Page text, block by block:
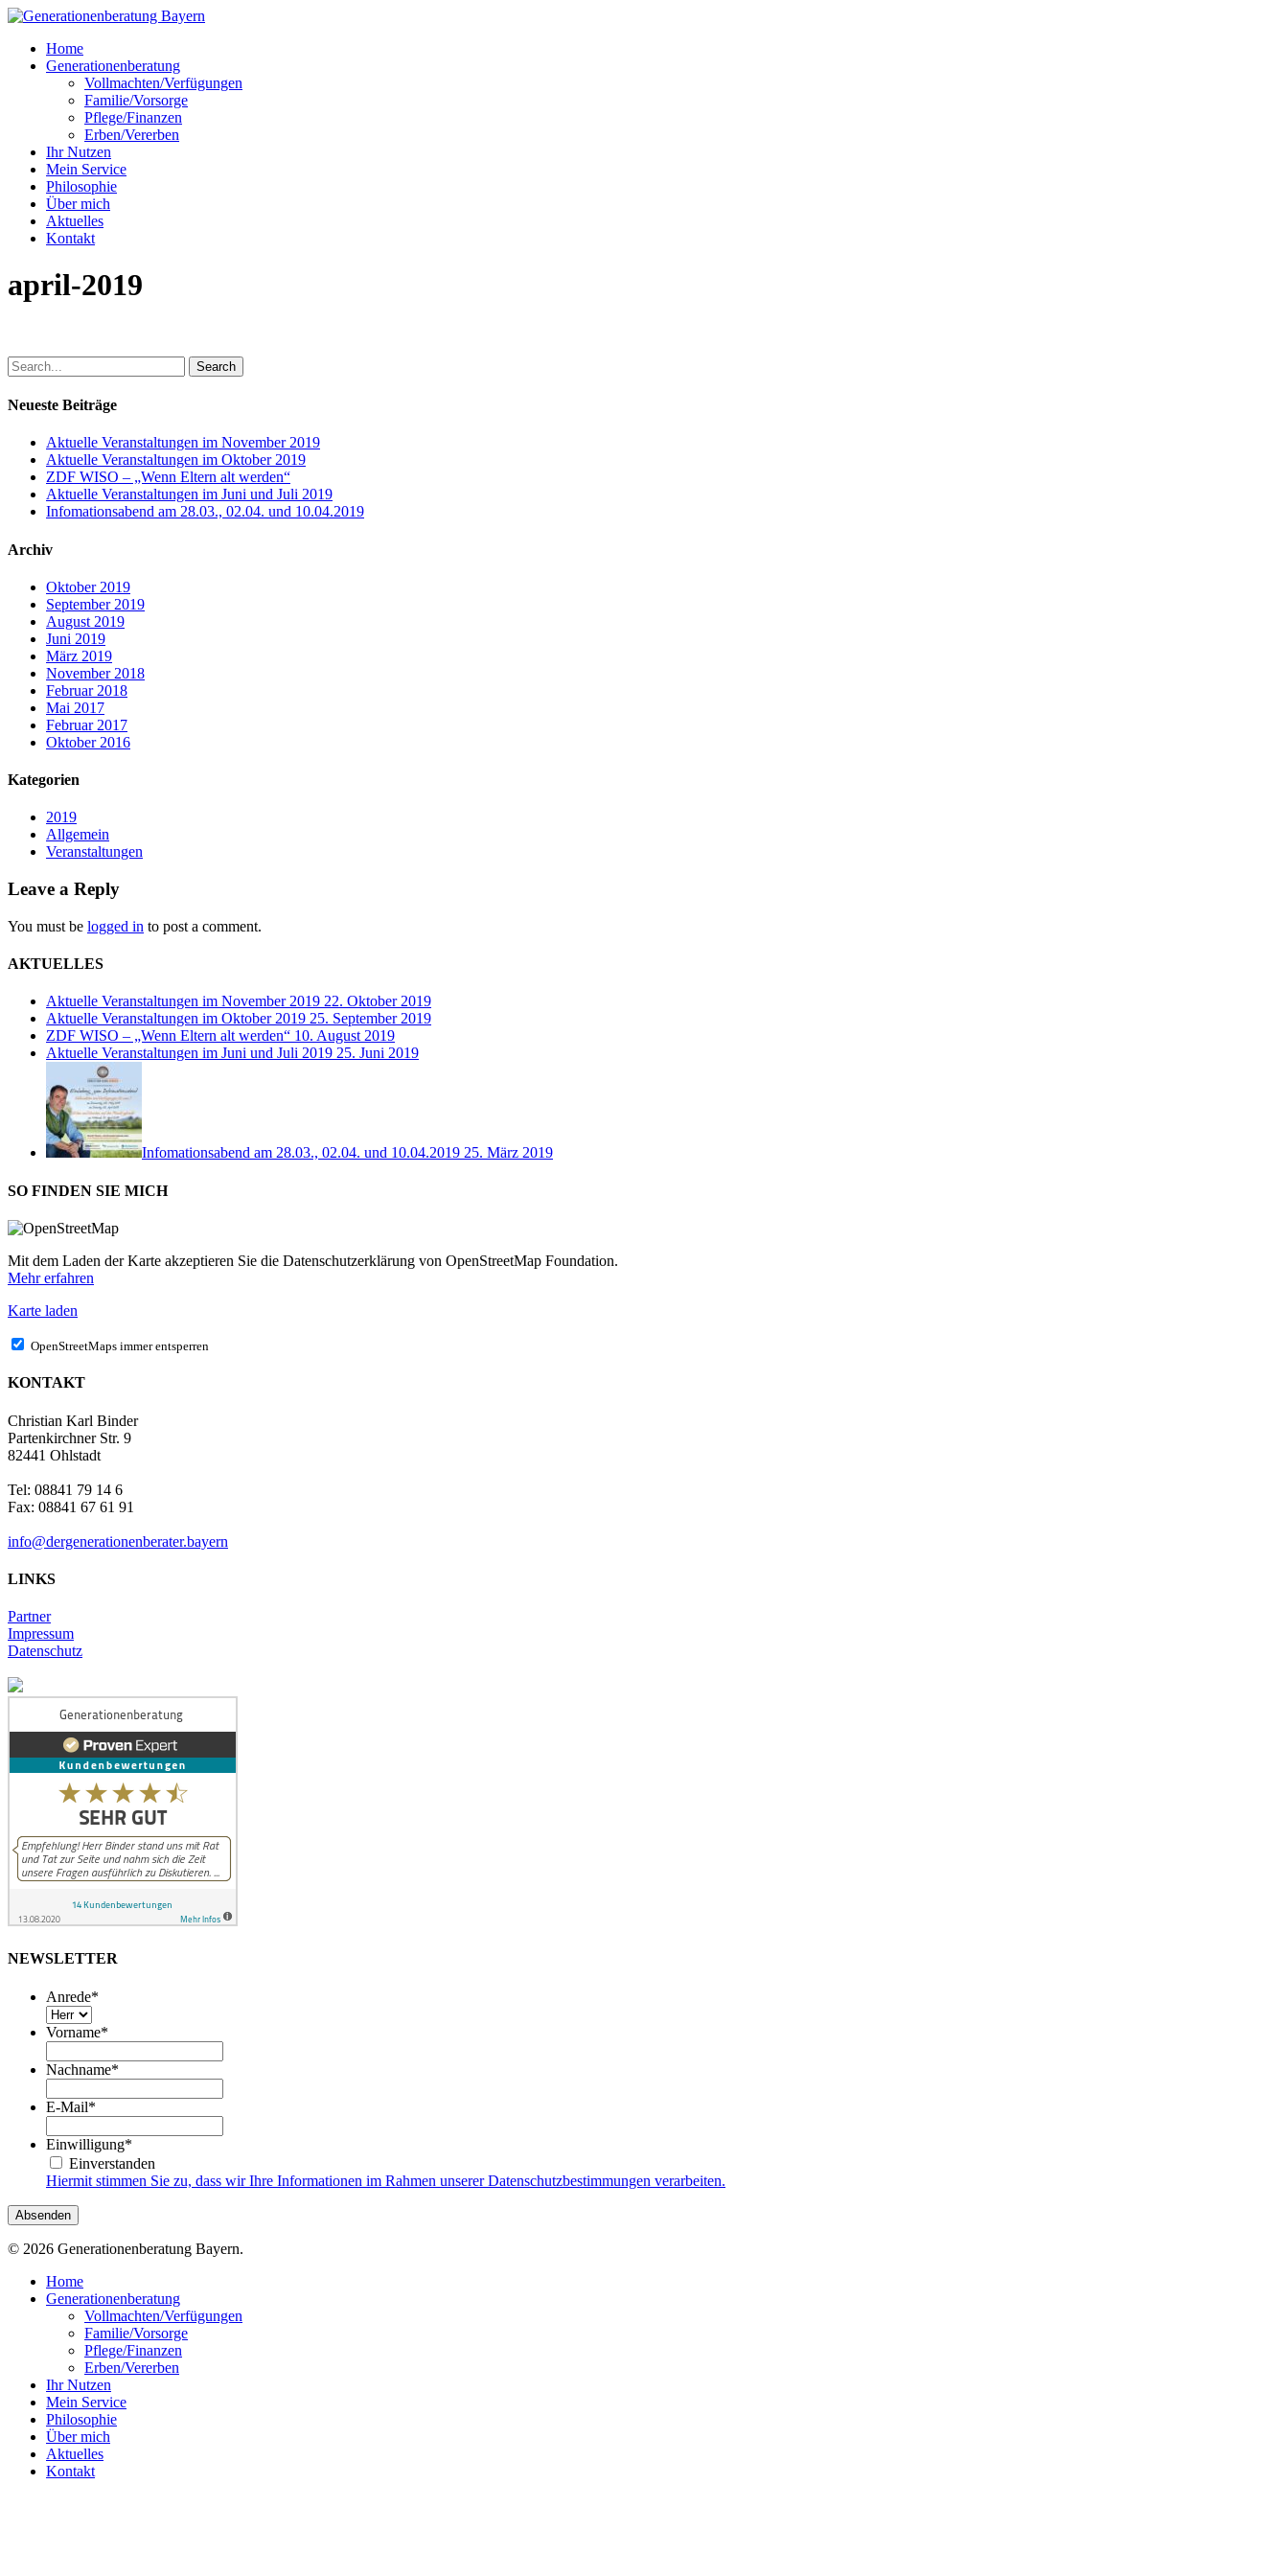
Skip
main
content
Menu
Home
Generationenberatung
Vollmachten/Verfügungen
Familie/Vorsorge
Pflege/Finanzen
Erben/Vererben
Ihr Nutzen
Mein Service
Philosophie
Über mich
Aktuelles
Kontakt
april-2019
Search
Neueste Beiträge
Aktuelle Veranstaltungen im November 2019
Aktuelle Veranstaltungen im Oktober 2019
ZDF WISO – „Wenn Eltern alt werden“
Aktuelle Veranstaltungen im Juni und Juli 2019
Infomationsabend am 28.03., 02.04. und 10.04.2019
Archiv
Oktober 2019
September 2019
August 2019
Juni 2019
März 2019
November 2018
Februar 2018
Mai 2017
Februar 2017
Oktober 2016
Kategorien
2019
Allgemein
Veranstaltungen
Leave a Reply
You must be logged in to post a comment.
AKTUELLES
Aktuelle Veranstaltungen im November 2019 22. Oktober 2019
Aktuelle Veranstaltungen im Oktober 2019 25. September 2019
ZDF WISO – „Wenn Eltern alt werden“ 10. August 2019
Aktuelle Veranstaltungen im Juni und Juli 2019 25. Juni 2019
Infomationsabend am 28.03., 02.04. und 10.04.2019 25. März 2019
SO FINDEN SIE MICH
Mit dem Laden der Karte akzeptieren Sie die Datenschutzerklärung von OpenStreetMap Foundation.
Mehr erfahren
Karte laden
OpenStreetMaps immer entsperren
KONTAKT
Christian Karl Binder
Partenkirchner Str. 9
82441 Ohlstadt
Tel: 08841 79 14 6
Fax: 08841 67 61 91
info@dergenerationenberater.bayern
LINKS
Partner
Impressum
Datenschutz
NEWSLETTER
Anrede*
Vorname*
Nachname*
E-Mail*
Einwilligung*
Einverstanden
Hiermit stimmen Sie zu, dass wir Ihre Informationen im Rahmen unserer Datenschutzbestimmungen verarbeiten.
© 2026 Generationenberatung Bayern.
Close
Menu
Home
Generationenberatung
Vollmachten/Verfügungen
Familie/Vorsorge
Pflege/Finanzen
Erben/Vererben
Ihr Nutzen
Mein Service
Philosophie
Über mich
Aktuelles
Kontakt